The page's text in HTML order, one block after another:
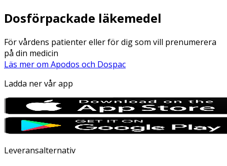
Dosförpackade läkemedel
För vårdens patienter eller för dig som vill prenumerera
på din medicin
Läs mer om Apodos och Dospac
Ladda ner vår app
Leveransalternativ